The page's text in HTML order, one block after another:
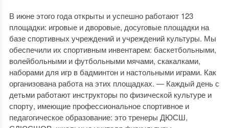
В июне этого года открыты и успешно работают 123
площадки: игровые и дворовые, досуговые площадки на
базе спортивных учреждений и учреждений культуры. Мы
обеспечили их спортивным инвентарем: баскетбольными,
волейбольными и футбольными мячами, скакалками,
наборами для игр в бадминтон и настольными играми. Как
организована работа на этих площадках. — Каждый день с
детьми работают инструкторы по физической культуре и
спорту, имеющие профессиональное спортивное и
педагогическое образование: это тренеры ДЮСШ,